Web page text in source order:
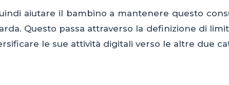
aiutare il bambino a mantenere questo
Questo passa attraverso la definizione di
le sue attività digitali verso le altre due